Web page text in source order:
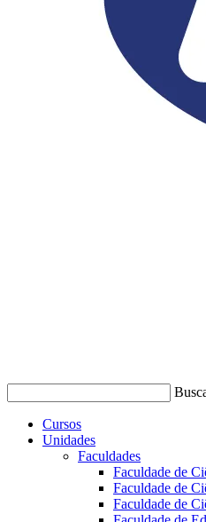
Cursos
Unidades
Faculdades
Faculdade de
Faculdade de
Faculdade de